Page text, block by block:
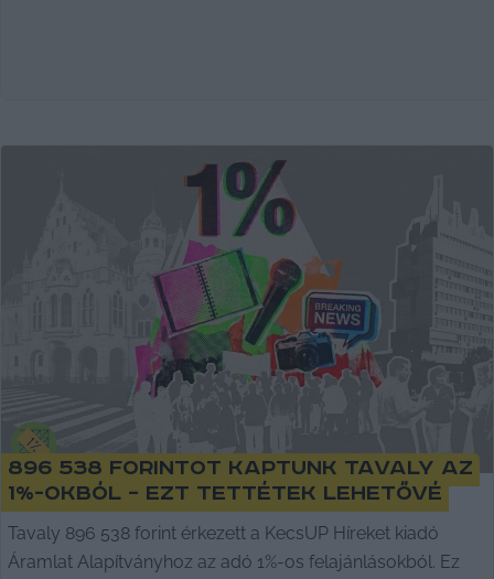
896 538 forintot kaptunk tavaly az
1%-okból – ezt tettétek lehetővé
Tavaly 896 538 forint érkezett a KecsUP Híreket kiadó
Áramlat Alapítványhoz az adó 1%-os felajánlásokból. Ez